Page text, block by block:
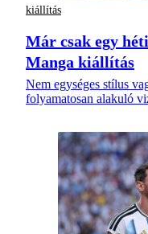
kiállítás
Már csak egy
Manga kiállítás
Nem egységes stílus
folyamatosan alakuló